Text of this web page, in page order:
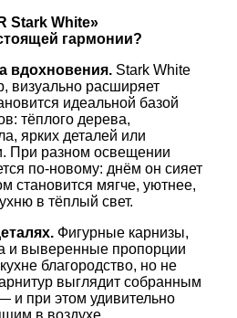
Stark White»
гармонии?
вдохновения. Stark White
визуально расширяет
идеальной базой
тёплого дерева,
ярких деталей или
При разном освещении
по‑новому: днём он сияет
становится мягче, уютнее,
в тёплый свет.
Фигурные карнизы,
и выверенные пропорции
благородство, но не
выглядит собранным
и при этом удивительно
в воздухе.